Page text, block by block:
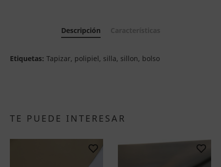
Descripción
Etiquetas: Tapizar, polipiel, silla, sillon, bolso
TE PUEDE INTERESAR